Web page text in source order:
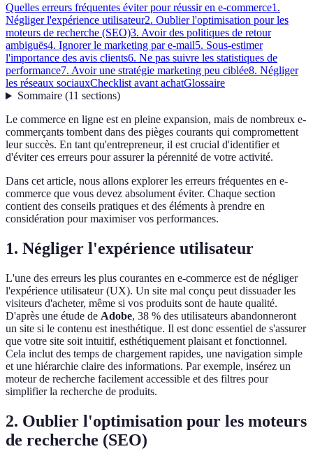
Quelles erreurs fréquentes éviter pour réussir en e-commerce1.
Négliger l'expérience utilisateur2. Oublier l'optimisation pour les
moteurs de recherche (SEO)3. Avoir des politiques de retour
ambiguës4. Ignorer le marketing par e-mail5. Sous-estimer
l'importance des avis clients6. Ne pas suivre les statistiques de
performance7. Avoir une stratégie marketing peu ciblée8. Négliger
les réseaux sociauxChecklist avant achatGlossaire
Sommaire(11 sections)
Le commerce en ligne est en pleine expansion, mais de nombreux e-
commerçants tombent dans des pièges courants qui compromettent
leur succès. En tant qu'entrepreneur, il est crucial d'identifier et
d'éviter ces erreurs pour assurer la pérennité de votre activité.
Dans cet article, nous allons explorer les erreurs fréquentes en e-
commerce que vous devez absolument éviter. Chaque section
contient des conseils pratiques et des éléments à prendre en
considération pour maximiser vos performances.
1. Négliger l'expérience utilisateur
L'une des erreurs les plus courantes en e-commerce est de négliger
l'expérience utilisateur (UX). Un site mal conçu peut dissuader les
visiteurs d'acheter, même si vos produits sont de haute qualité.
D'après une étude de Adobe, 38 % des utilisateurs abandonneront
un site si le contenu est inesthétique. Il est donc essentiel de s'assurer
que votre site soit intuitif, esthétiquement plaisant et fonctionnel.
Cela inclut des temps de chargement rapides, une navigation simple
et une hiérarchie claire des informations. Par exemple, insérez un
moteur de recherche facilement accessible et des filtres pour
simplifier la recherche de produits.
2. Oublier l'optimisation pour les moteurs
de recherche (SEO)